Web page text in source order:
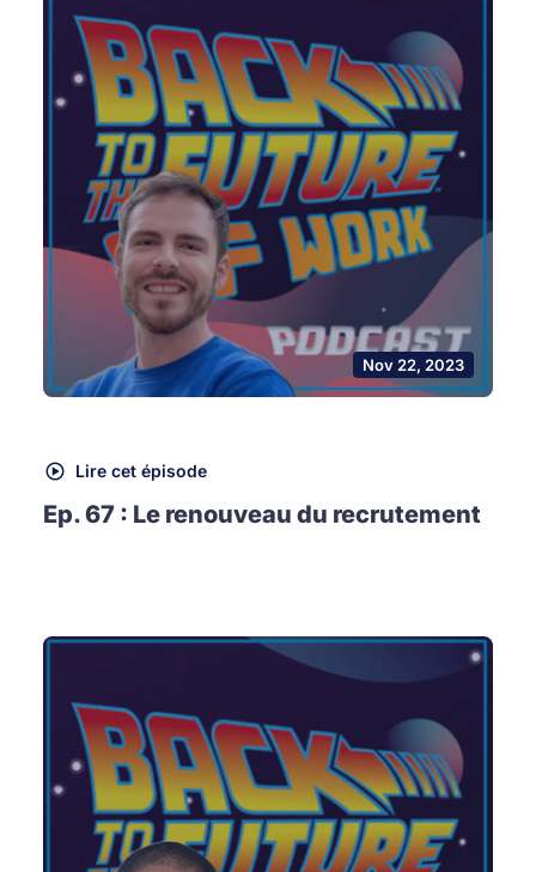
Nov 22, 2023
Lire cet épisode
Ep. 67 : Le renouveau du recrutement